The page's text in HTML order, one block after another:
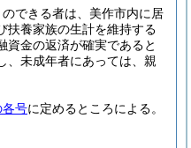
できる者は、美作市内に居
扶養家族の生計を維持する
資金の返済が確実であると
、未成年者にあっては、親
各号に定めるところによる。